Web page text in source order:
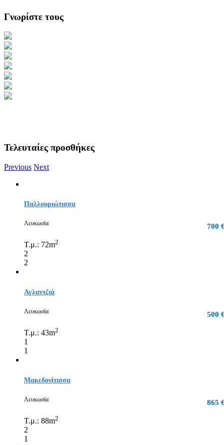
Γνωρίστε τους
Τελευταίες προσθήκες
Previous Next
Παλλουριώτισσα
Λευκωσία 700
Τ.μ.: 72m2
2
2
Αγλαντζιά
Λευκωσία 500
Τ.μ.: 43m2
1
1
Μακεδονίτισσα
Λευκωσία 865
Τ.μ.: 88m2
2
1